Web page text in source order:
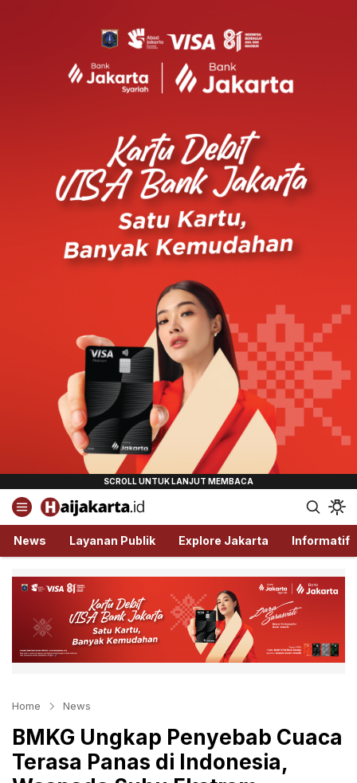
Haijakarta.id
Semua Tentang Jakarta Ada Disini!
News Layanan Publik Explore Jakarta Informatif
Home News
BMKG Ungkap Penyebab Cuaca
Terasa Panas di Indonesia,